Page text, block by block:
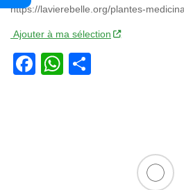
https://lavierebelle.org/plantes-
Ajouter à ma sélection
Facebook
WhatsApp